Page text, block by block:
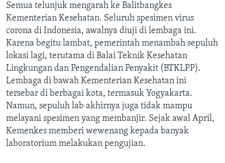
Semua telunjuk mengarah ke Balitbangkes
Kementerian Kesehatan. Seluruh spesimen virus
corona di Indonesia, awalnya diuji di lembaga ini.
Karena begitu lambat, pemerintah menambah sepuluh
lokasi lagi, terutama di Balai Teknik Kesehatan
Lingkungan dan Pengendalian Penyakit (BTKLPP).
Lembaga di bawah Kementerian Kesehatan ini
tersebar di berbagai kota, termasuk Yogyakarta.
Namun, sepuluh lab akhirnya juga tidak mampu
melayani spesimen yang membanjir. Sejak awal April,
Kemenkes memberi wewenang kepada banyak
laboratorium melakukan pengujian.